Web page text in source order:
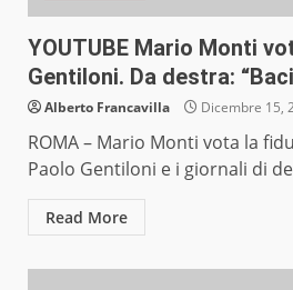
YOUTUBE Mario Monti
Gentiloni. Da destra:
Alberto Francavilla Dicembre 15,
ROMA – Mario Monti vota la
Paolo Gentiloni e i giornali di
Read More